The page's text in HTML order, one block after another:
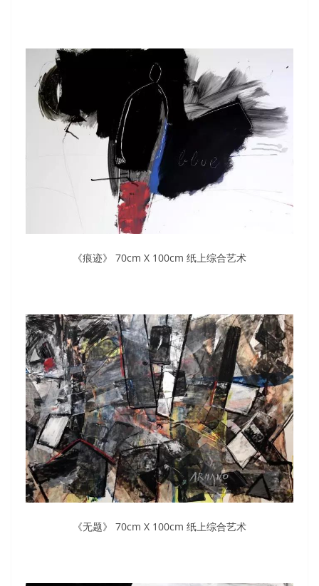
《痕迹》 70cm X 100cm 纸上综合艺术
《无题》 70cm X 100cm 纸上综合艺术